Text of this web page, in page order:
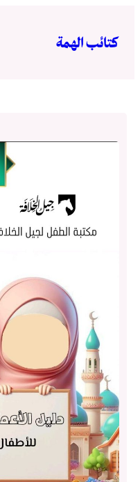
المحتوى
كتائب الهمة